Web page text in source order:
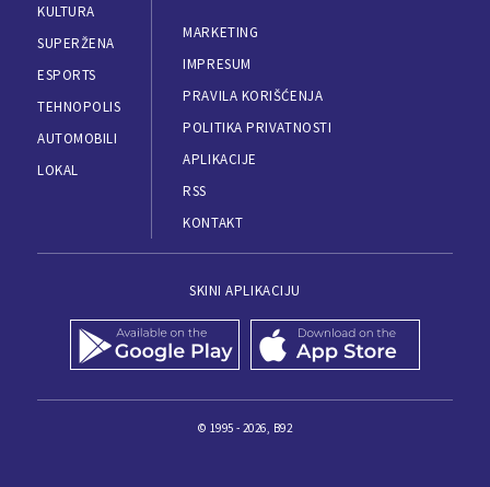
KULTURA
SUPERŽENA
ESPORTS
TEHNOPOLIS
AUTOMOBILI
LOKAL
MARKETING
IMPRESUM
PRAVILA KORIŠĆENJA
POLITIKA PRIVATNOSTI
APLIKACIJE
RSS
KONTAKT
SKINI APLIKACIJU
© 1995 - 2026, B92